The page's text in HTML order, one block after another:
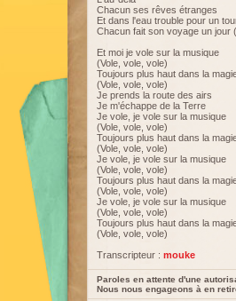
Chacun ses rêves étranges
Et dans l'eau trouble pour un
Chacun fait son voyage un jour
Et moi je vole sur la musique
(Vole, vole, vole)
Toujours plus haut dans la
(Vole, vole, vole)
Je prends la route des airs
Je m'échappe de la Terre
Je vole, je vole sur la musique
(Vole, vole, vole)
Toujours plus haut dans la
(Vole, vole, vole)
Je vole, je vole sur la musique
(Vole, vole, vole)
Toujours plus haut dans la
(Vole, vole, vole)
Je vole, je vole sur la musique
(Vole, vole, vole)
Toujours plus haut dans la
(Vole, vole, vole)
Transcripteur : mouke
Paroles en attente d'une
Nous nous engageons à en